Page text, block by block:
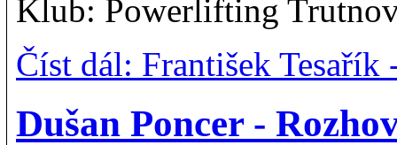
Klub: Powerlifting
Číst dál: František
Dušan Poncer -